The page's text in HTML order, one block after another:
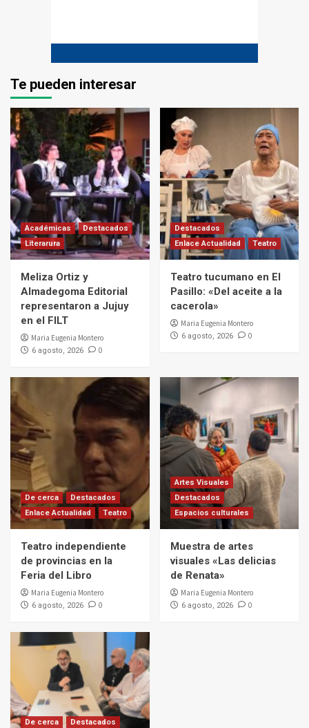
Te pueden interesar
Académicas
Destacados
Literarura
Meliza Ortiz y
Almadegoma Editorial
representaron a Jujuy
en el FILT
Maria Eugenia Montero
6 agosto, 2026 0
Destacados
Enlace Actualidad
Teatro
Teatro tucumano en El
Pasillo: «Del aceite a la
cacerola»
Maria Eugenia Montero
6 agosto, 2026 0
De cerca
Destacados
Enlace Actualidad
Teatro
Teatro independiente
de provincias en la
Feria del Libro
Maria Eugenia Montero
6 agosto, 2026 0
Artes Visuales
Destacados
Espacios culturales
Muestra de artes
visuales «Las delicias
de Renata»
Maria Eugenia Montero
6 agosto, 2026 0
De cerca Destacados